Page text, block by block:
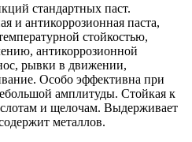
стандартных паст.
и антикоррозионная паста,
стойкостью,
антикоррозионной
рывки в движении,
Особо эффективна при
амплитуды. Стойкая к
и щелочам. Выдерживает
металлов.